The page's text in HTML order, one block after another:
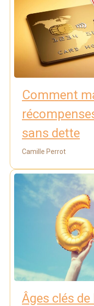
Comment
sans dette
Camille Perrot
Âges clés